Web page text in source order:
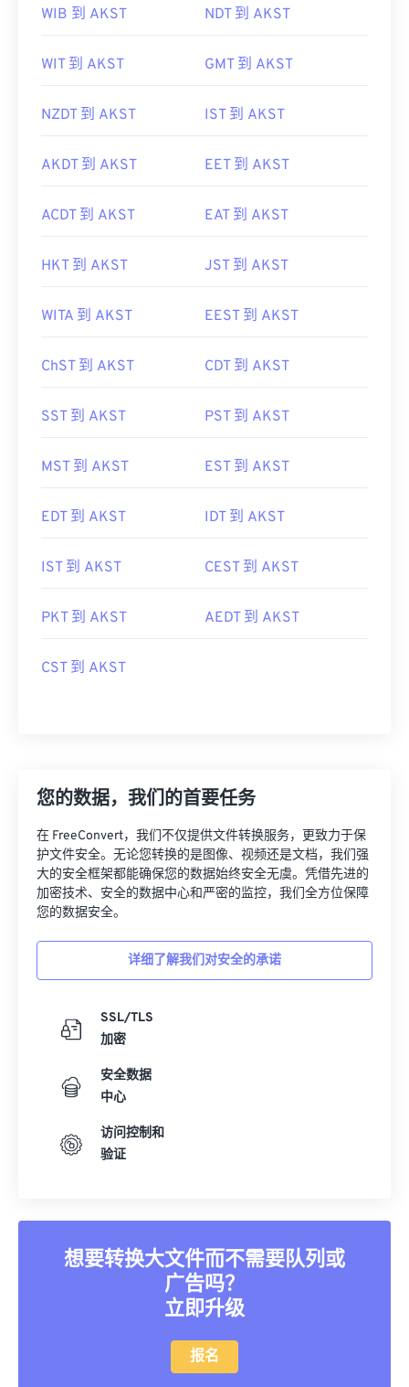
WIB 到 AKST NDT 到 AKST
WIT 到 AKST GMT 到 AKST
NZDT 到 AKST IST 到 AKST
AKDT 到 AKST EET 到 AKST
ACDT 到 AKST EAT 到 AKST
HKT 到 AKST JST 到 AKST
WITA 到 AKST EEST 到 AKST
ChST 到 AKST CDT 到 AKST
SST 到 AKST PST 到 AKST
MST 到 AKST EST 到 AKST
EDT 到 AKST IDT 到 AKST
IST 到 AKST CEST 到 AKST
PKT 到 AKST AEDT 到 AKST
CST 到 AKST
您的数据，我们的首要任务
在 FreeConvert，我们不仅提供文件转换服务，更致力于保
护文件安全。无论您转换的是图像、视频还是文档，我们强
大的安全框架都能确保您的数据始终安全无虞。凭借先进的
加密技术、安全的数据中心和严密的监控，我们全方位保障
您的数据安全。
详细了解我们对安全的承诺
SSL/TLS
加密
安全数据
中心
访问控制和
验证
想要转换大文件而不需要队列或
广告吗？
立即升级
报名